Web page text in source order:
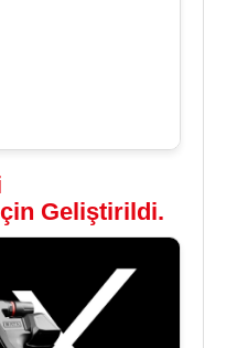
Geliştirildi.